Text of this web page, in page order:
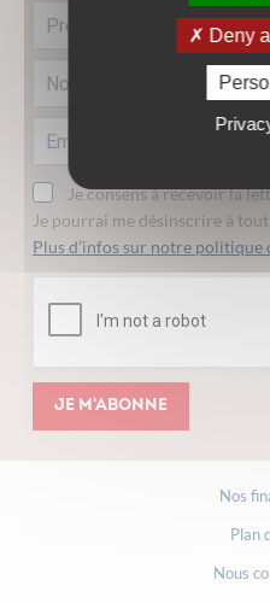
Je consens à recevoir la
Je pourrai me désinscrire à
Plus d’infos sur notre politique
Je m'abonne
Nos
Plan
Nous
Deny